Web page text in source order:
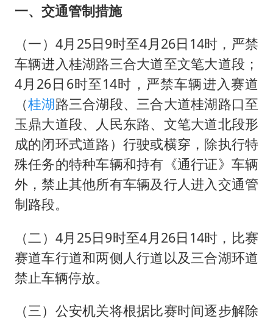
奋进开新局 实干挑大梁
一、交通管制措施
（一）4月25日9时至4月26日14时，严禁
车辆进入桂湖路三合大道至文笔大道段；
4月26日6时至14时，严禁车辆进入赛道
（桂湖路三合湖段、三合大道桂湖路口至
玉鼎大道段、人民东路、文笔大道北段形
成的闭环式道路）行驶或横穿，除执行特
殊任务的特种车辆和持有《通行证》车辆
外，禁止其他所有车辆及行人进入交通管
制路段。
（二）4月25日9时至4月26日14时，比赛
赛道车行道和两侧人行道以及三合湖环道
禁止车辆停放。
（三）公安机关将根据比赛时间逐步解除